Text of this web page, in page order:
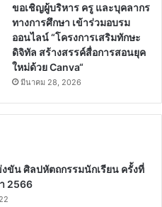
ขอเชิญผู้บริหาร ครู และบุคลากร
ทางการศึกษา เข้าร่วมอบรม
ออนไลน์ “โครงการเสริมทักษะ
ดิจิทัล สร้างสรรค์สื่อการสอนยุค
ใหม่ด้วย Canva“
มีนาคม 28, 2026
ขัน ศิลปหัตถกรรมนักเรียน ครั้งที่
2566